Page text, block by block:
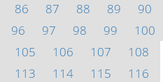
86 87 88 89
90
96 97 98 99
100
105 106 107
108
113 114 115
116